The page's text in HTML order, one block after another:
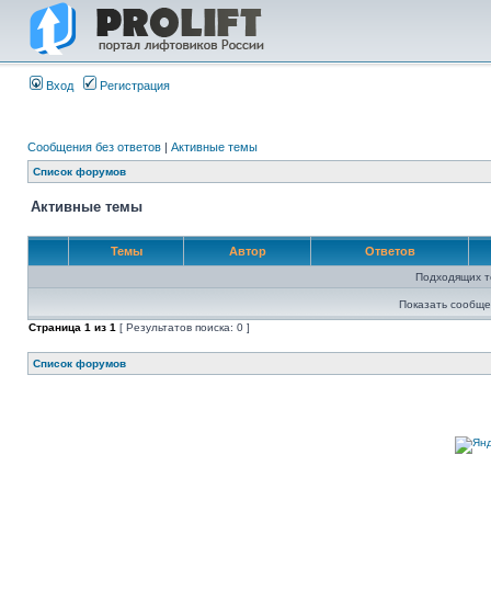
Вход Регистрация
Сообщения без ответов | Активные темы
Список форумов
Активные темы
Темы Автор Ответов
Подходящих
Показать
Страница 1 из 1 [ Результатов поиска: 0 ]
Список форумов